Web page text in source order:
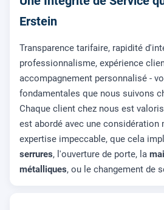
Erstein
Transparence tarifaire, rapidité
professionnalisme, expérience
accompagnement personnalisé -
fondamentales que nous suivons
Chaque client chez nous est
est abordé avec une considération
expertise impeccable, que cela
serrures, l'ouverture de porte, la
métalliques, ou le changement de